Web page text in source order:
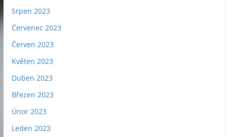
Srpen 2023
Červenec 2023
Červen 2023
Květen 2023
Duben 2023
Březen 2023
Únor 2023
Leden 2023